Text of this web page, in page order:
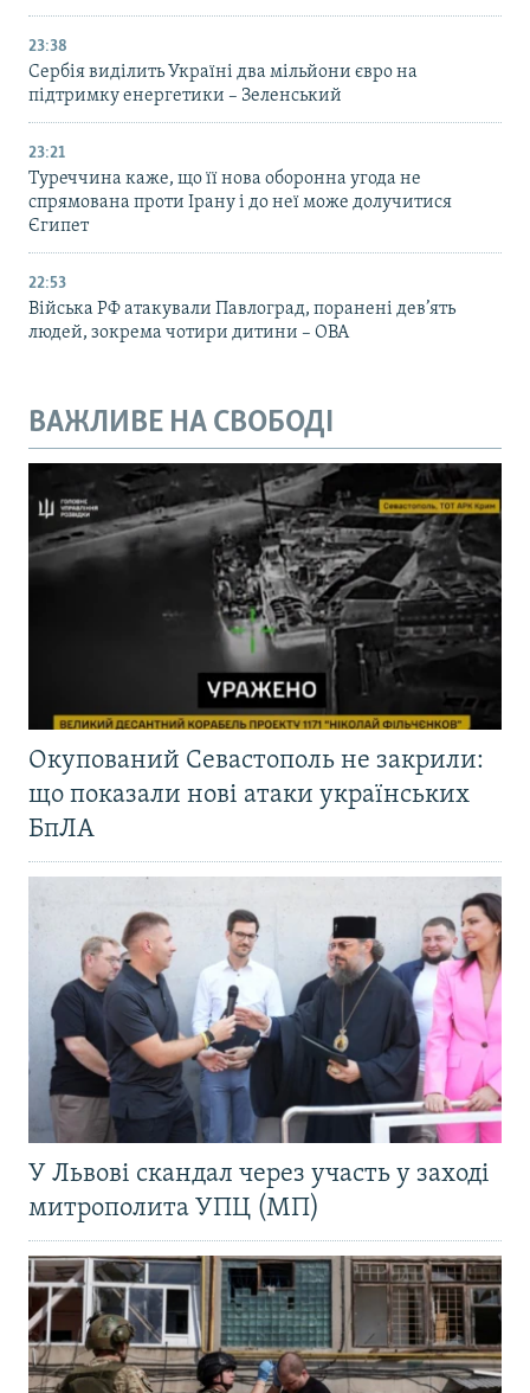
23:38
Сербія виділить Україні два мільйони євро на
підтримку енергетики – Зеленський
23:21
Туреччина каже, що її нова оборонна угода не
спрямована проти Ірану і до неї може долучитися
Єгипет
22:53
Війська РФ атакували Павлоград, поранені дев’ять
людей, зокрема чотири дитини – ОВА
ВАЖЛИВЕ НА СВОБОДІ
Окупований Севастополь не закрили:
що показали нові атаки українських
БпЛА
У Львові скандал через участь у заході
митрополита УПЦ (МП)